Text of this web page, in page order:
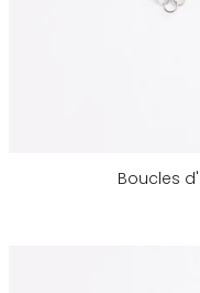
Boucles